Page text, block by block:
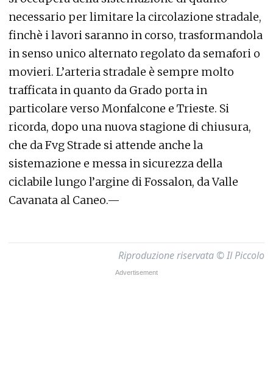
necessario per limitare la circolazione stradale,
finchè i lavori saranno in corso, trasformandola
in senso unico alternato regolato da semafori o
movieri. L’arteria stradale è sempre molto
trafficata in quanto da Grado porta in
particolare verso Monfalcone e Trieste. Si
ricorda, dopo una nuova stagione di chiusura,
che da Fvg Strade si attende anche la
sistemazione e messa in sicurezza della
ciclabile lungo l’argine di Fossalon, da Valle
Cavanata al Caneo.—
Riproduzione riservata © Il Piccolo